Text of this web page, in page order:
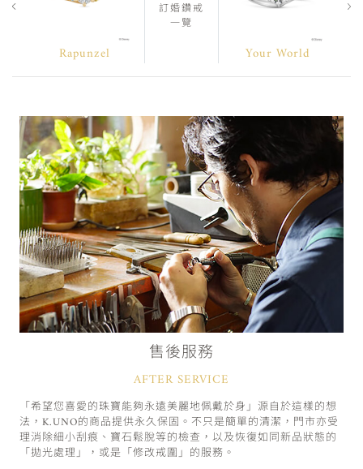
Rapunzel
訂婚鑽戒
一覽
Your World
售後服務
AFTER SERVICE
「希望您喜愛的珠寶能夠永遠美麗地佩戴於身」源自於這樣的想
法，K.UNO的商品提供永久保固。不只是簡單的清潔，門市亦受
理消除細小刮痕、寶石鬆脫等的檢查，以及恢復如同新品狀態的
「拋光處理」，或是「修改戒圍」的服務。